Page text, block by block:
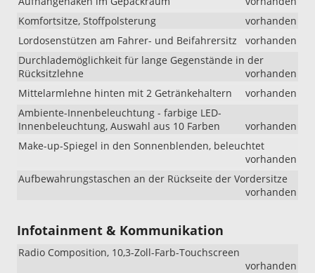
Komfortsitze, Stoffpolsterung
vorhanden
Lordosenstützen am Fahrer- und Beifahrersitz
vorhanden
Durchlademöglichkeit für lange Gegenstände in der
Rücksitzlehne
vorhanden
Mittelarmlehne hinten mit 2 Getränkehaltern
vorhanden
Ambiente-Innenbeleuchtung - farbige LED-
Innenbeleuchtung, Auswahl aus 10 Farben
vorhanden
Make-up-Spiegel in den Sonnenblenden, beleuchtet
vorhanden
Aufbewahrungstaschen an der Rückseite der Vordersitze
vorhanden
Infotainment & Kommunikation
Radio Composition, 10,3-Zoll-Farb-Touchscreen
vorhanden